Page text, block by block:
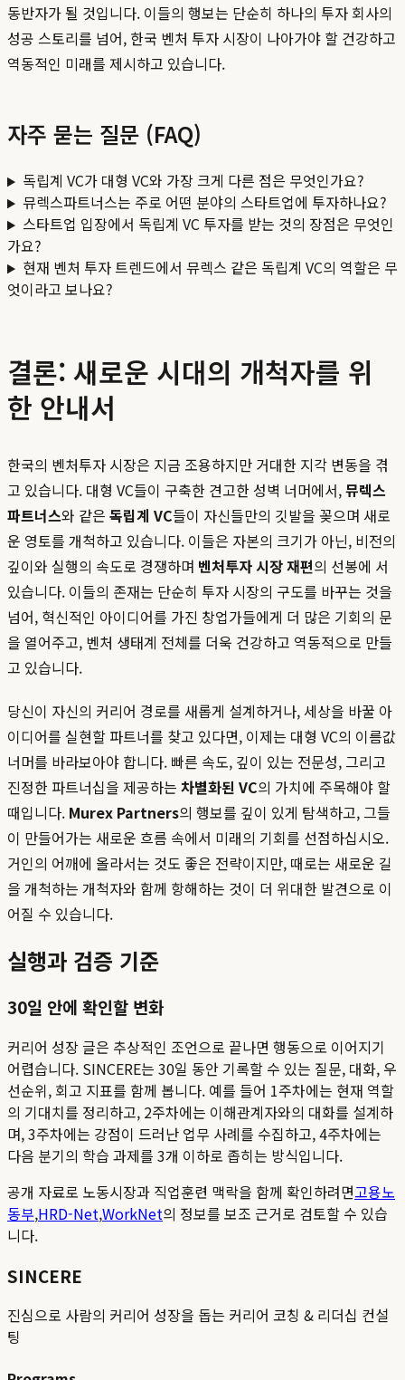
동반자가 될 것입니다. 이들의 행보는 단순히 하나의 투자 회사의
성공 스토리를 넘어, 한국 벤처 투자 시장이 나아가야 할 건강하고
역동적인 미래를 제시하고 있습니다.
자주 묻는 질문 (FAQ)
독립계 VC가 대형 VC와 가장 크게 다른 점은 무엇인가요?
뮤렉스파트너스는 주로 어떤 분야의 스타트업에 투자하나요?
스타트업 입장에서 독립계 VC 투자를 받는 것의 장점은 무엇인
가요?
현재 벤처 투자 트렌드에서 뮤렉스 같은 독립계 VC의 역할은 무
엇이라고 보나요?
결론: 새로운 시대의 개척자를 위
한 안내서
한국의 벤처투자 시장은 지금 조용하지만 거대한 지각 변동을 겪
고 있습니다. 대형 VC들이 구축한 견고한 성벽 너머에서,뮤렉스
파트너스와 같은 독립계 VC들이 자신들만의 깃발을 꽂으며 새로
운 영토를 개척하고 있습니다. 이들은 자본의 크기가 아닌, 비전의
깊이와 실행의 속도로 경쟁하며 벤처투자 시장 재편의 선봉에 서
있습니다. 이들의 존재는 단순히 투자 시장의 구도를 바꾸는 것을
넘어, 혁신적인 아이디어를 가진 창업가들에게 더 많은 기회의 문
을 열어주고, 벤처 생태계 전체를 더욱 건강하고 역동적으로 만들
고 있습니다.
당신이 자신의 커리어 경로를 새롭게 설계하거나, 세상을 바꿀 아
이디어를 실현할 파트너를 찾고 있다면, 이제는 대형 VC의 이름값
너머를 바라보아야 합니다. 빠른 속도, 깊이 있는 전문성, 그리고
진정한 파트너십을 제공하는 차별화된 VC의 가치에 주목해야 할
때입니다. Murex Partners의 행보를 깊이 있게 탐색하고, 그들
이 만들어가는 새로운 흐름 속에서 미래의 기회를 선점하십시오.
거인의 어깨에 올라서는 것도 좋은 전략이지만, 때로는 새로운 길
을 개척하는 개척자와 함께 항해하는 것이 더 위대한 발견으로 이
어질 수 있습니다.
실행과 검증 기준
30일 안에 확인할 변화
커리어 성장 글은 추상적인 조언으로 끝나면 행동으로 이어지기
어렵습니다. SINCERE는 30일 동안 기록할 수 있는 질문, 대화, 우
선순위, 회고 지표를 함께 봅니다. 예를 들어 1주차에는 현재 역할
의 기대치를 정리하고, 2주차에는 이해관계자와의 대화를 설계하
며, 3주차에는 강점이 드러난 업무 사례를 수집하고, 4주차에는
다음 분기의 학습 과제를 3개 이하로 좁히는 방식입니다.
공개 자료로 노동시장과 직업훈련 맥락을 함께 확인하려면고용노
동부,HRD-Net,WorkNet의 정보를 보조 근거로 검토할 수 있습
니다.
SINCERE
진심으로 사람의 커리어 성장을 돕는 커리어 코칭 & 리더십 컨설
팅